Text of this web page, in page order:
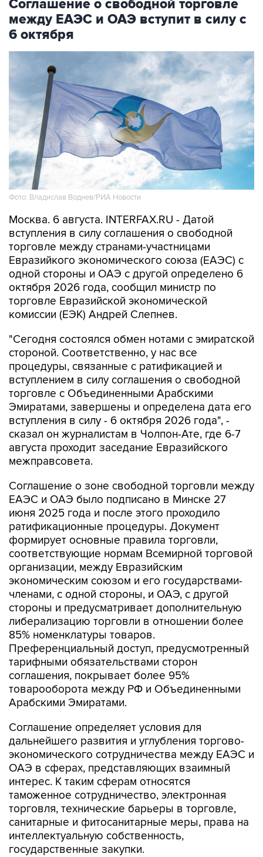
Соглашение о свободной торговле
между ЕАЭС и ОАЭ вступит в силу с
6 октября
Фото: Владислав Воднев/РИА Новости
Москва. 6 августа. INTERFAX.RU - Датой
вступления в силу соглашения о свободной
торговле между странами-участницами
Евразийкого экономического союза (ЕАЭС) с
одной стороны и ОАЭ с другой определено 6
октября 2026 года, сообщил министр по
торговле Евразийской экономической
комиссии (ЕЭК) Андрей Слепнев.
"Сегодня состоялся обмен нотами с эмиратской
стороной. Соответственно, у нас все
процедуры, связанные с ратификацией и
вступлением в силу соглашения о свободной
торговле с Объединенными Арабскими
Эмиратами, завершены и определена дата его
вступления в силу - 6 октября 2026 года", -
сказал он журналистам в Чолпон-Ате, где 6-7
августа проходит заседание Евразийского
межправсовета.
Соглашение о зоне свободной торговли между
ЕАЭС и ОАЭ было подписано в Минске 27
июня 2025 года и после этого проходило
ратификационные процедуры. Документ
формирует основные правила торговли,
соответствующие нормам Всемирной торговой
организации, между Евразийским
экономическим союзом и его государствами-
членами, с одной стороны, и ОАЭ, с другой
стороны и предусматривает дополнительную
либерализацию торговли в отношении более
85% номенклатуры товаров.
Преференциальный доступ, предусмотренный
тарифными обязательствами сторон
соглашения, покрывает более 95%
товарооборота между РФ и Объединенными
Арабскими Эмиратами.
Соглашение определяет условия для
дальнейшего развития и углубления торгово-
экономического сотрудничества между ЕАЭС и
ОАЭ в сферах, представляющих взаимный
интерес. К таким сферам относятся
таможенное сотрудничество, электронная
торговля, технические барьеры в торговле,
санитарные и фитосанитарные меры, права на
интеллектуальную собственность,
государственные закупки.